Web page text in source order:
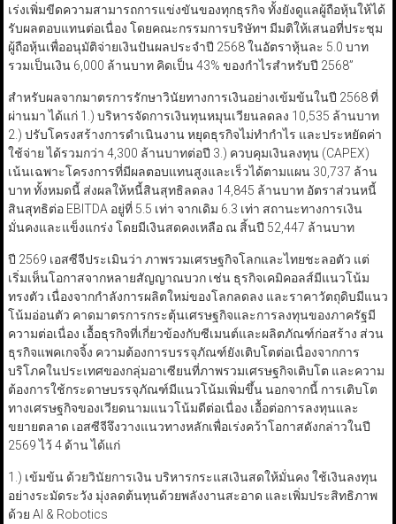
เร่งเพิ่มขีดความสามารถการแข่งขันของทุกธุรกิจ ทั้งยังดูแลผู้ถือหุ้นให้ได้
รับผลตอบแทนต่อเนื่อง โดยคณะกรรมการบริษัทฯ มีมติให้เสนอที่ประชุม
ผู้ถือหุ้นเพื่ออนุมัติจ่ายเงินปันผลประจำปี 2568 ในอัตราหุ้นละ 5.0 บาท
รวมเป็นเงิน 6,000 ล้านบาท คิดเป็น 43% ของกำไรสำหรับปี 2568”
สำหรับผลจากมาตรการรักษาวินัยทางการเงินอย่างเข้มข้นในปี 2568 ที่
ผ่านมา ได้แก่ 1.) บริหารจัดการเงินทุนหมุนเวียนลดลง 10,535 ล้านบาท
2.) ปรับโครงสร้างการดำเนินงาน หยุดธุรกิจไม่ทำกำไร และประหยัดค่า
ใช้จ่าย ได้รวมกว่า 4,300 ล้านบาทต่อปี 3.) ควบคุมเงินลงทุน (CAPEX)
เน้นเฉพาะโครงการที่มีผลตอบแทนสูงและเร็วได้ตามแผน 30,737 ล้าน
บาท ทั้งหมดนี้ ส่งผลให้หนี้สินสุทธิลดลง 14,845 ล้านบาท อัตราส่วนหนี้
สินสุทธิต่อ EBITDA อยู่ที่ 5.5 เท่า จากเดิม 6.3 เท่า สถานะทางการเงิน
มั่นคงและแข็งแกร่ง โดยมีเงินสดคงเหลือ ณ สิ้นปี 52,447 ล้านบาท
ปี 2569 เอสซีจีประเมินว่า ภาพรวมเศรษฐกิจโลกและไทยชะลอตัว แต่
เริ่มเห็นโอกาสจากหลายสัญญาณบวก เช่น ธุรกิจเคมิคอลส์มีแนวโน้ม
ทรงตัว เนื่องจากกำลังการผลิตใหม่ของโลกลดลง และราคาวัตถุดิบมีแนว
โน้มอ่อนตัว คาดมาตรการกระตุ้นเศรษฐกิจและการลงทุนของภาครัฐมี
ความต่อเนื่อง เอื้อธุรกิจที่เกี่ยวข้องกับซีเมนต์และผลิตภัณฑ์ก่อสร้าง ส่วน
ธุรกิจแพคเกจจิ้ง ความต้องการบรรจุภัณฑ์ยังเติบโตต่อเนื่องจากการ
บริโภคในประเทศของกลุ่มอาเซียนที่ภาพรวมเศรษฐกิจเติบโต และความ
ต้องการใช้กระดาษบรรจุภัณฑ์มีแนวโน้มเพิ่มขึ้น นอกจากนี้ การเติบโต
ทางเศรษฐกิจของเวียดนามแนวโน้มดีต่อเนื่อง เอื้อต่อการลงทุนและ
ขยายตลาด เอสซีจีจึงวางแนวทางหลักเพื่อเร่งคว้าโอกาสดังกล่าวในปี
2569 ไว้ 4 ด้าน ได้แก่
1.) เข้มข้น ด้วยวินัยการเงิน บริหารกระแสเงินสดให้มั่นคง ใช้เงินลงทุน
อย่างระมัดระวัง มุ่งลดต้นทุนด้วยพลังงานสะอาด และเพิ่มประสิทธิภาพ
ด้วย AI & Robotics